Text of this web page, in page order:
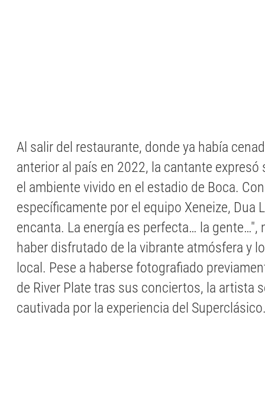
Al salir del restaurante, donde ya había
anterior al país en 2022, la cantante
el ambiente vivido en el estadio de Boca.
específicamente por el equipo Xeneize, Dua
encanta. La energía es perfecta… la gente…",
haber disfrutado de la vibrante atmósfera y
local. Pese a haberse fotografiado
de River Plate tras sus conciertos, la artista
cautivada por la experiencia del